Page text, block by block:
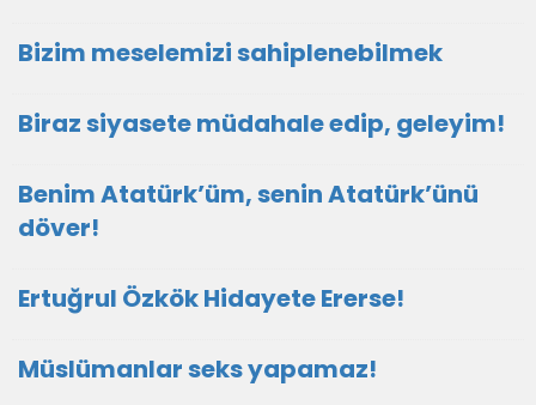
Bizim meselemizi sahiplenebilmek
Biraz siyasete müdahale edip, geleyim!
Benim Atatürk’üm, senin Atatürk’ünü
döver!
Ertuğrul Özkök Hidayete Ererse!
Müslümanlar seks yapamaz!